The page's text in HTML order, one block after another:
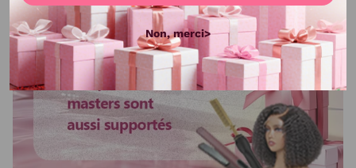
Colorable ou décolorable Oui
Bandes Ajustable
Non, merci>